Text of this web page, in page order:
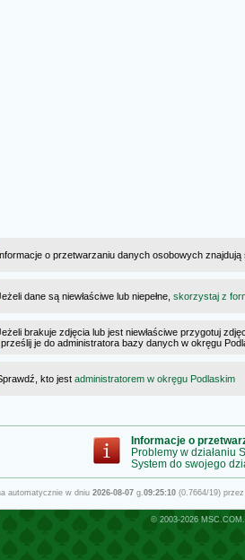
o przetwarzaniu danych osobowych
dane są niewłaściwe lub niepełne, skorzystaj z
brakuje zdjęcia lub jest niewłaściwe przygotuj
je do administratora bazy danych w okręgu
kto jest administratorem w okręgu Podlaskim
Informacje o
Problemy w działaniu
System do swojego
automatycznie w dniu 2026-08-07g.09:25:10(0.7664/19)
© 2003-2026